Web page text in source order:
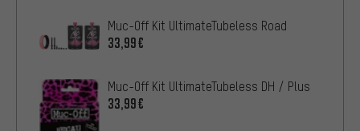
Muc-Off Kit UltimateTubeless Road
33,99€
Muc-Off Kit UltimateTubeless DH / Plus
33,99€